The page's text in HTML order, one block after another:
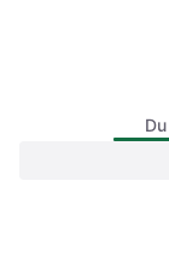
Mareld -
Bagesten, Opvask i